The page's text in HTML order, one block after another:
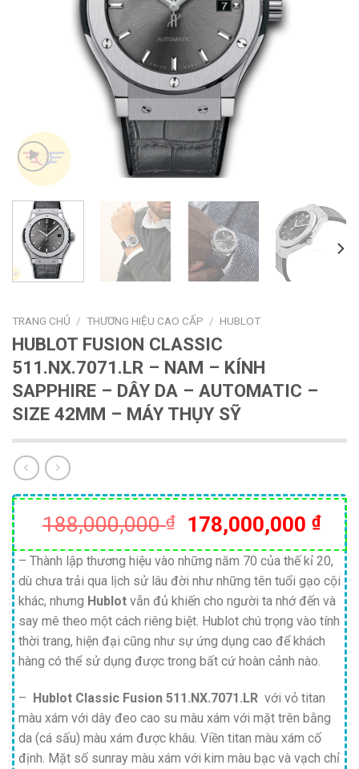
TRANG CHỦ / THƯƠNG HIỆU CAO CẤP / HUBLOT
HUBLOT FUSION CLASSIC
511.NX.7071.LR – NAM – KÍNH
SAPPHIRE – DÂY DA – AUTOMATIC –
SIZE 42MM – MÁY THỤY SỸ
188,000,000₫
Giá
gốc
là:
188,000,000 ₫.
178,000,000 ₫Giá
hiện
tại
là:
– Thành lập thương hiệu vào những năm 70 của thế kỉ 20,
dù chưa trải qua lịch sử lâu đời như những tên tuổi gạo cội
khác, nhưng Hublot vẫn đủ khiến cho người ta nhớ đến và
say mê theo một cách riêng biệt. Hublot chú trọng vào tính
thời trang, hiện đại cũng như sự ứng dụng cao để khách
hàng có thể sử dụng được trong bất cứ hoàn cảnh nào.
– Hublot Classic Fusion 511.NX.7071.LR với vỏ titan
màu xám với dây đeo cao su màu xám với mặt trên bằng
da (cá sấu) màu xám được khâu. Viền titan màu xám cố
định. Mặt số sunray màu xám với kim màu bạc và vạch chỉ